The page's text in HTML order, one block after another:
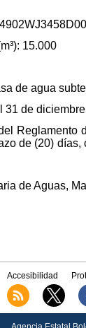
15.000
de agua
31 de
de (20)
de Aguas,
Accesibilidad